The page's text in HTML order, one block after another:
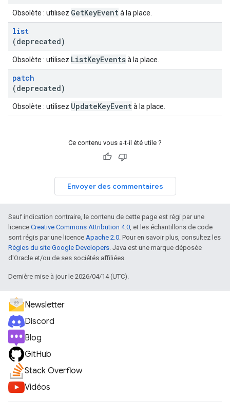
Obsolète : utilisez GetKeyEventà la place.
list
(deprecated)
Obsolète : utilisez ListKeyEventsà la place.
patch
(deprecated)
Obsolète : utilisez UpdateKeyEventà la place.
Ce contenu vous a-t-il été utile ?
Envoyer des commentaires
Sauf indication contraire, le contenu de cette page est régi par une
licence Creative Commons Attribution 4.0, et les échantillons de code
sont régis par une licence Apache 2.0. Pour en savoir plus, consultez les
Règles du site Google Developers. Java est une marque déposée
d'Oracle et/ou de ses sociétés affiliées.
Dernière mise à jour le 2026/04/14 (UTC).
Newsletter
Discord
Blog
GitHub
Stack Overflow
Vidéos